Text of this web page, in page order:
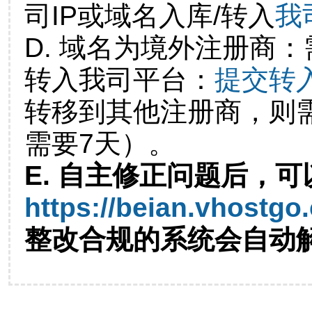
司IP或域名入库/转入我
D. 域名为境外注册商
转入我司平台： 提交转
转移到其他注册商，则
需要7天）。
E. 自主修正问题后，可
https://
整改合规的系统会自动